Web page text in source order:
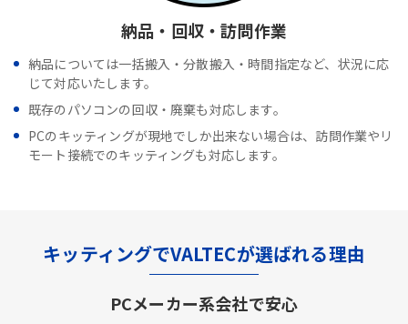
納品・回収・訪問作業
納品については一括搬入・分散搬入・時間指定など、状況に応
じて対応いたします。
既存のパソコンの回収・廃棄も対応します。
PCのキッティングが現地でしか出来ない場合は、訪問作業やリ
モート接続でのキッティングも対応します。
キッティングでVALTECが選ばれる理由
PCメーカー系会社で安心